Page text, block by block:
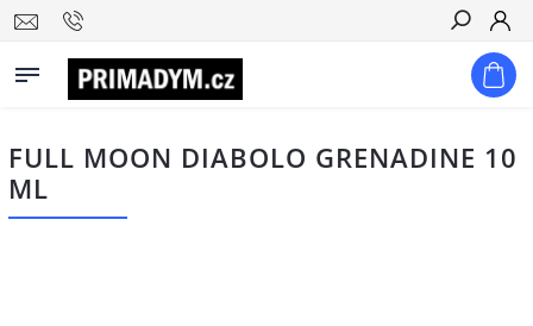
Hledat
FULL MOON DIABOLO GRENADINE 10
ML